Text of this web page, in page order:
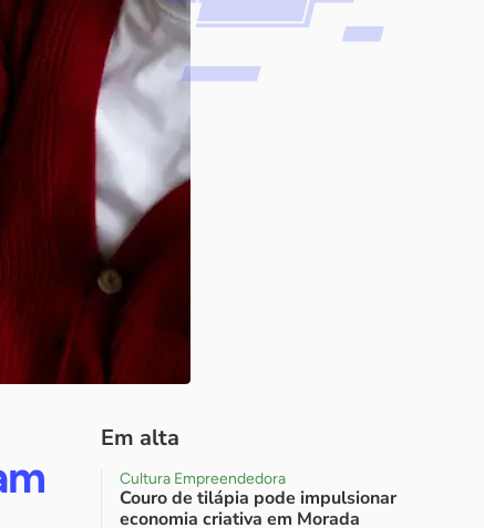
Em alta
Cultura Empreendedora
Couro de tilápia pode impulsionar
economia criativa em Morada